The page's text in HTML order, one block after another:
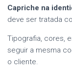
Capriche na
deve ser tratada
Tipografia, cores,
seguir a mesma
o cliente.